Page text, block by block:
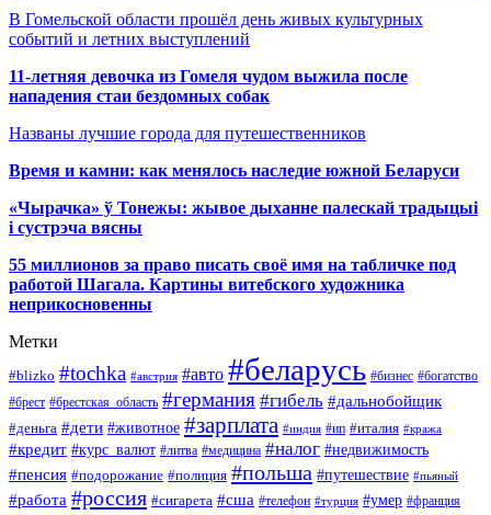
В Гомельской области прошёл день живых культурных
событий и летних выступлений
11-летняя девочка из Гомеля чудом выжила после
нападения стаи бездомных собак
Названы лучшие города для путешественников
Время и камни: как менялось наследие южной Беларуси
«Чырачка» ў Тонежы: жывое дыханне палескай традыцыі
і сустрэча вясны
55 миллионов за право писать своё имя на табличке под
работой Шагала. Картины витебского художника
неприкосновенны
Метки
#blizko #tochka #австрия #авто #беларусь #бизнес #богатство
#брест #брестская_область #германия #гибель #дальнобойщик
#деньга #дети #животное #зарплата #индия #ип #италия #кража
#кредит #курс_валют #литва #медицина #налог #недвижимость
#пенсия #подорожание #полиция #польша #путешествие #пьяный
#работа #россия #сигарета #сша #телефон #турция #умер #франция